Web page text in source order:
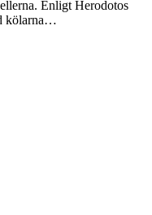
Enligt Herodotos
kölarna…